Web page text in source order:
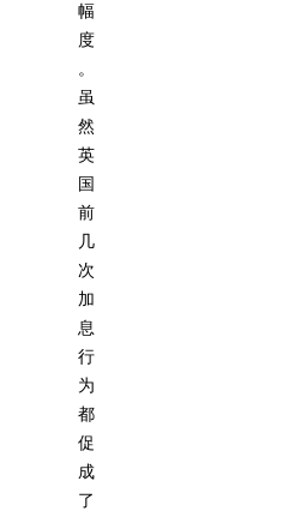
幅
度
。
虽
然
英
国
前
几
次
加
息
行
为
都
促
成
了